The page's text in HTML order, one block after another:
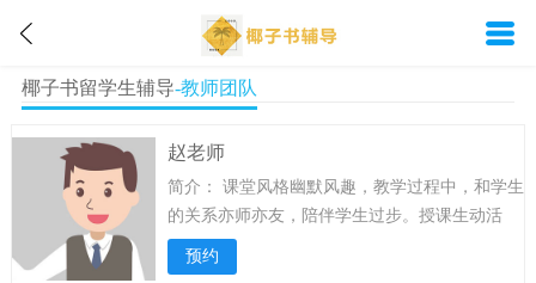
椰子书留学生辅导-教师团队
赵老师
简介：
课堂风格幽默风趣，教学过程中，和学生
的关系亦师亦友，陪伴学生过步。授课生动活
泼，具有亲和力，深受学生家长喜欢，课后根据
学生情况制定相关的复习计划，督促学生完成任
预约